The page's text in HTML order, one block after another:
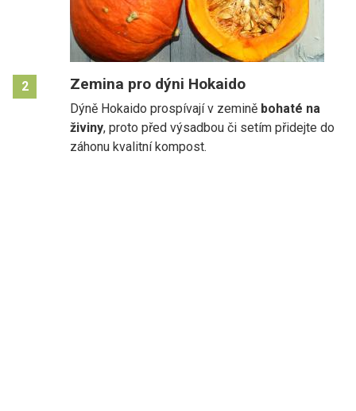
2 Zemina pro dýni Hokaido
Dýně Hokaido prospívají v zemině bohaté na
živiny, proto před výsadbou či setím přidejte do
záhonu kvalitní kompost.